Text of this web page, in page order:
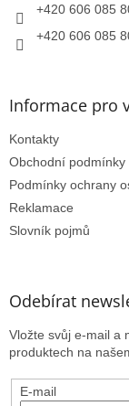
+420 606 085
+420 606 085
Informace pro
Kontakty
Obchodní podmínky
Podmínky ochrany
Reklamace
Slovník pojmů
Odebírat
Vložte svůj e-mail a
produktech na
E-mail